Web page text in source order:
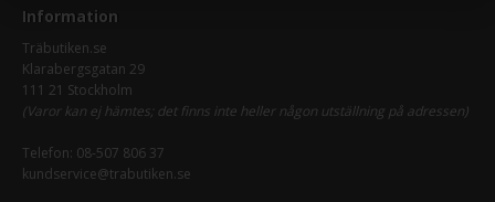
Information
Träbutiken.se
Klarabergsgatan 29
111 21 Stockholm
(Varor kan ej hämtes; det finns inte heller någon utställning på adressen)
Telefon: 08-507 806 37
kundservice@trabutiken.se